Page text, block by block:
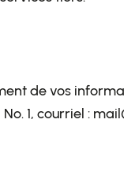
de vos
1, courriel :